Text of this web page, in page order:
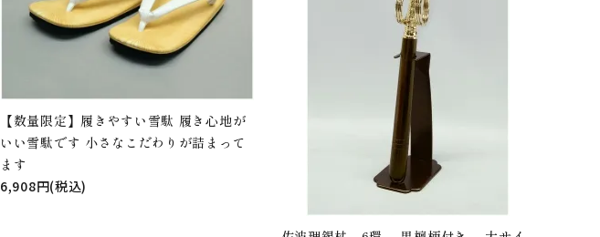
【数量限定】履きやすい雪駄 履き心地が
いい雪駄です 小さなこだわりが詰まって
ます
6,908円(税込)